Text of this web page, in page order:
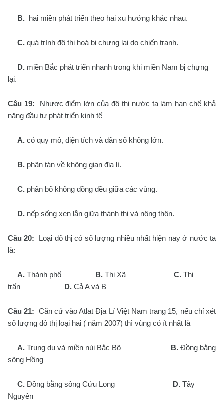
B. hai miền phát triển theo hai xu hướng khác nhau.
C. quá trình đô thị hoá bị chựng lại do chiến tranh.
D. miền Bắc phát triển nhanh trong khi miền Nam bị chựng
lại.
Câu 19: Nhược điểm lớn của đô thị nước ta làm hạn chế khả
năng đầu tư phát triển kinh tế
A. có quy mô, diện tích và dân số không lớn.
B. phân tán về không gian địa lí.
C. phân bố không đồng đều giữa các vùng.
D. nếp sống xen lẫn giữa thành thị và nông thôn.
Câu 20: Loại đô thị có số lượng nhiều nhất hiện nay ở nước ta
là:
A. Thành phố B. Thị Xã C. Thị
trấn
D. Cả A và B
Câu 21: Căn cứ vào Atlat Địa Lí Việt Nam trang 15, nếu chỉ xét
số lượng đô thị loại hai ( năm 2007) thì vùng có ít nhất là
A. Trung du và miền núi Bắc Bộ B. Đồng bằng
sông Hồng
C. Đồng bằng sông Cửu Long D. Tây
Nguyên